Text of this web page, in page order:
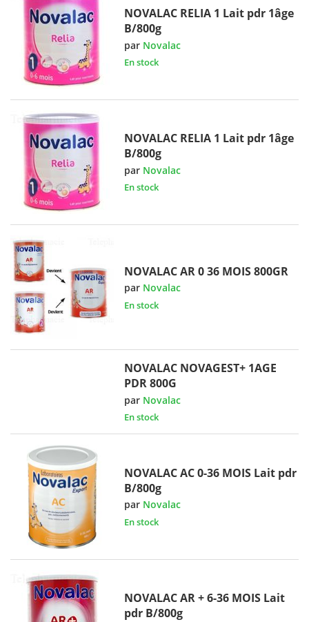
NOVALAC RELIA 1 Lait pdr 1âge
B/800g
par Novalac
En stock
NOVALAC RELIA 1 Lait pdr 1âge
B/800g
par Novalac
En stock
NOVALAC AR 0 36 MOIS 800GR
par Novalac
En stock
NOVALAC NOVAGEST+ 1AGE
PDR 800G
par Novalac
En stock
NOVALAC AC 0-36 MOIS Lait pdr
B/800g
par Novalac
En stock
NOVALAC AR + 6-36 MOIS Lait
pdr B/800g